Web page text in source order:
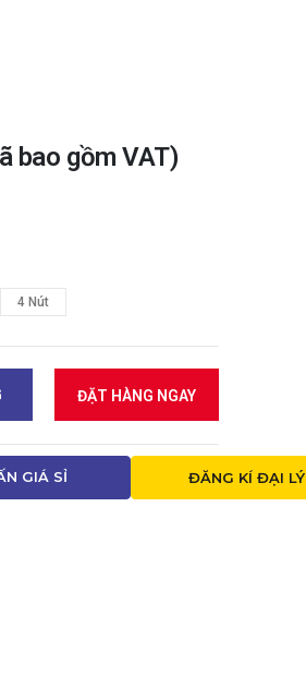
bao gồm VAT)
4 Nút
ĐẶT HÀNG NGAY
GIÁ SỈ ĐĂNG KÍ ĐẠI LÝ